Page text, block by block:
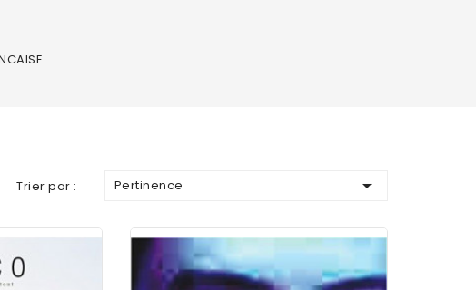
Trier par : Pertinence 